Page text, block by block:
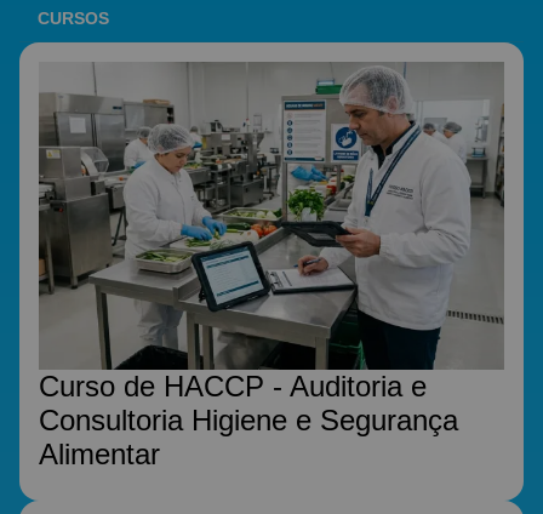
CURSOS
Curso de HACCP - Auditoria e
Consultoria Higiene e Segurança
Alimentar